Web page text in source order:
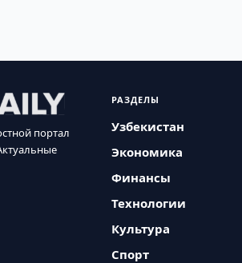
портал
РАЗДЕЛЫ
Узбекистан
Экономика
Финансы
Технологии
Культура
Спорт